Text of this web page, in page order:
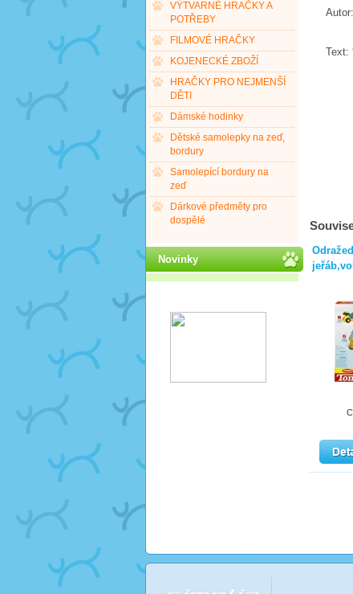
VÝTVARNÉ HRAČKY A
POTŘEBY
FILMOVÉ HRAČKY
KOJENECKÉ ZBOŽÍ
HRAČKY PRO NEJMENŠÍ
DĚTI
Dámské hodinky
Dětské samolepky na zeď,
bordury
Samolepící bordury na
zeď
Dárkové předměty pro
dospělé
Novinky
Autor:
Text: